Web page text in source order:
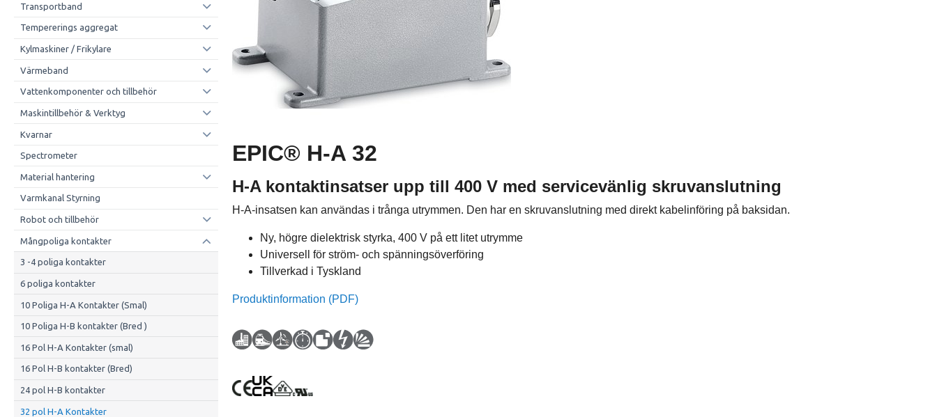
Transportband
Tempererings aggregat
Kylmaskiner / Frikylare
Värmeband
Vattenkomponenter och tillbehör
Maskintillbehör & Verktyg
Kvarnar
Spectrometer
Material hantering
Varmkanal Styrning
Robot och tillbehör
Mångpoliga kontakter
3 -4 poliga kontakter
6 poliga kontakter
10 Poliga H-A Kontakter (Smal)
10 Poliga H-B kontakter (Bred )
16 Pol H-A Kontakter (smal)
16 Pol H-B kontakter (Bred)
24 pol H-B kontakter
32 pol H-A Kontakter
EPIC® H-A 32
H-A kontaktinsatser upp till 400 V med servicevänlig skruvanslutning
H-A-insatsen kan användas i trånga utrymmen. Den har en skruvanslutning med direkt kabelinföring på baksidan.
Ny, högre dielektrisk styrka, 400 V på ett litet utrymme
Universell för ström- och spänningsöverföring
Tillverkad i Tyskland
Produktinformation (PDF)